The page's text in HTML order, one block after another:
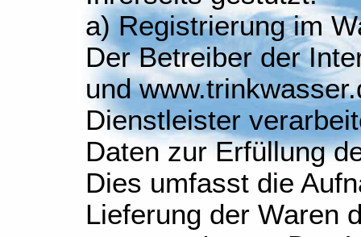
a) Registrierung im
Der Betreiber der
und
Dienstleister
Daten zur Erfüllung
Dies umfasst die
Lieferung der Waren